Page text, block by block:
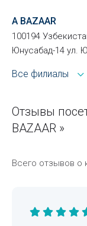
A BAZAAR
100194
Юнусабад-14 ул.
Все филиалы
Отзывы
BAZAAR »
Всего отзывов о